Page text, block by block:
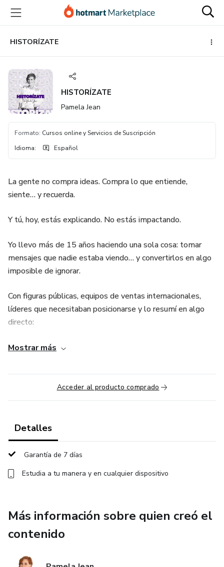
principal
página
de
página
HISTORÍZATE
HISTORÍZATE
Pamela Jean
Formato: Cursos online y Servicios de Suscripción
Idioma: Español
La gente no compra ideas. Compra lo que entiende,
siente… y recuerda.
Y tú, hoy, estás explicando. No estás impactando.
Yo llevo más de 15 años haciendo una sola cosa: tomar
mensajes que nadie estaba viendo… y convertirlos en algo
imposible de ignorar.
Con figuras públicas, equipos de ventas internacionales,
líderes que necesitaban posicionarse y lo resumí en algo
directo:
👉 Historízate
2 horas donde dejas de explicar… y aprendes a construir
narrativa que vende, conecta y se queda.
mensaje, estructurar tu idea, crear algo que sí genere
para que conozcas más de "Historízate"!!!
Mostrar más
Acceder al producto comprado
Detalles
Garantía de 7 días
Estudia a tu manera y en cualquier dispositivo
Más información sobre quien creó el
contenido